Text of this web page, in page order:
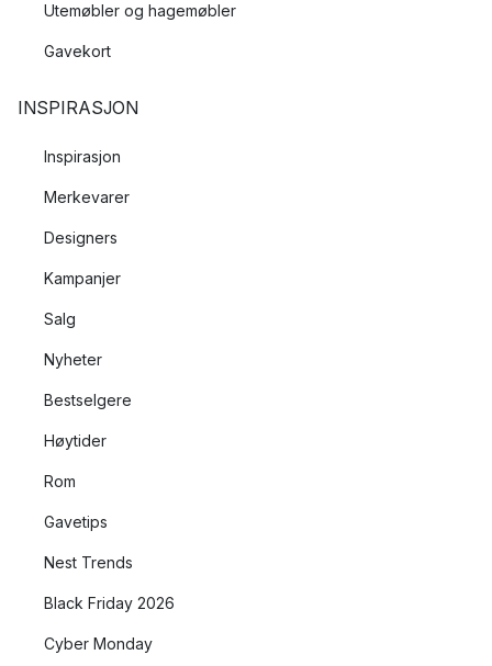
Utemøbler og hagemøbler
Gavekort
INSPIRASJON
Inspirasjon
Merkevarer
Designers
Kampanjer
Salg
Nyheter
Bestselgere
Høytider
Rom
Gavetips
Nest Trends
Black Friday 2026
Cyber Monday